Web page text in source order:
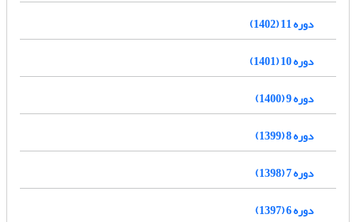
دوره 11 (1402)
دوره 10 (1401)
دوره 9 (1400)
دوره 8 (1399)
دوره 7 (1398)
دوره 6 (1397)